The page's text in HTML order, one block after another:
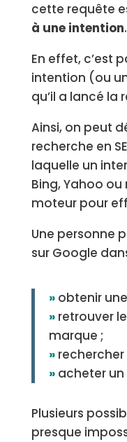
cette requête
à une intention.
En effet, c’est
intention (ou
qu’il a lancé la
Ainsi, on peut
recherche en
laquelle un
Bing, Yahoo
moteur pour
Une personne
sur Google
» obtenir
» retrouver
marque ;
»
» acheter
Plusieurs
presque